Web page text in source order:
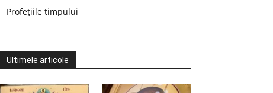
Profețiile timpului
Ultimele articole